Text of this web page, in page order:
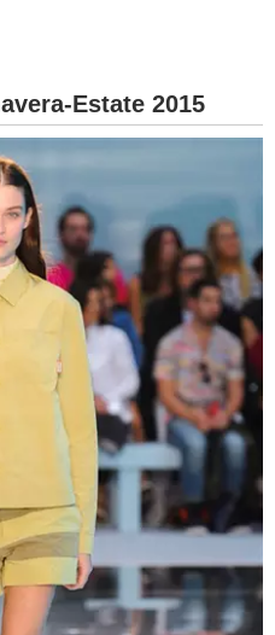
Estate 2015